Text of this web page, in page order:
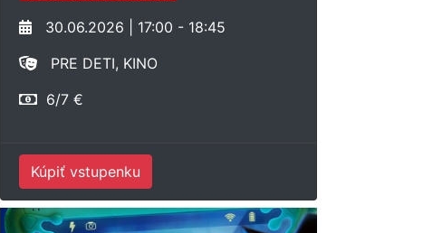
30.06.2026 | 17:00 - 18:45
PRE DETI, KINO
6/7 €
Kúpiť vstupenku